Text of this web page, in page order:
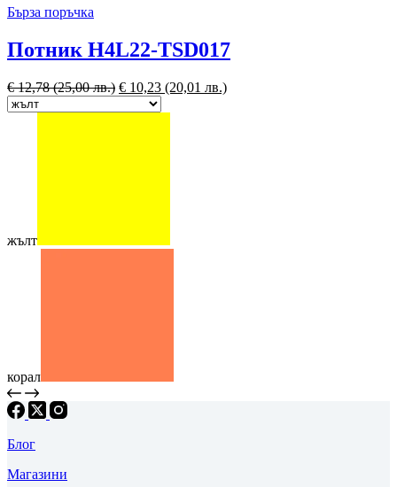
Бърза поръчка
Потник H4L22-TSD017
€12,78(25,00 лв.) € 10,23 (20,01 лв.)
жълт
корал
Блог
Магазини